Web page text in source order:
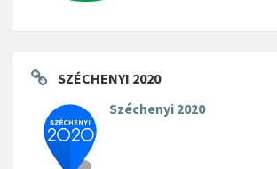
SZÉCHENYI 2020
Széchenyi 2020